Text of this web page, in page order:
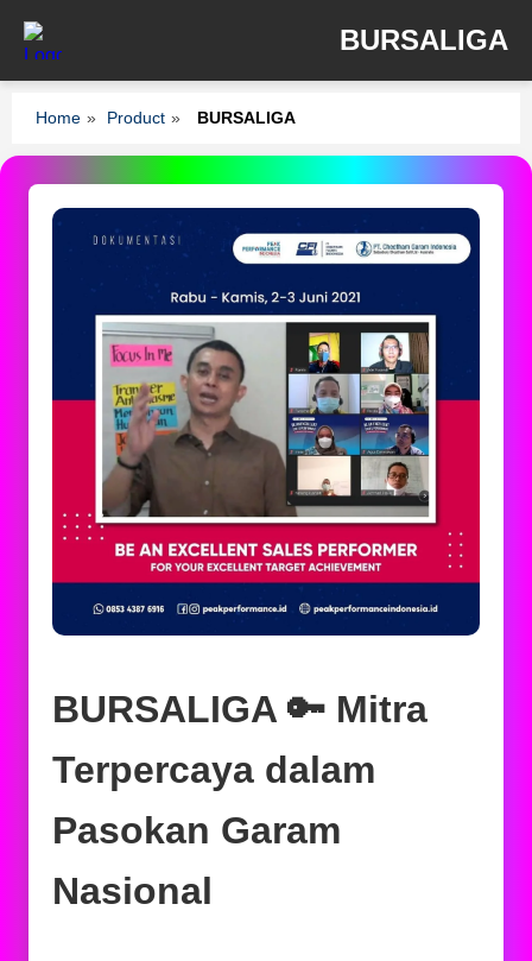
BURSALIGA
Home » Product » BURSALIGA
BURSALIGA 🔑 Mitra
Terpercaya dalam
Pasokan Garam
Nasional